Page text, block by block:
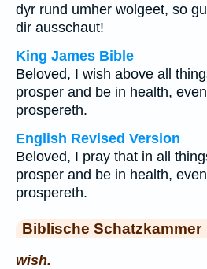
dyr rund umher wolgeet, so
dir ausschaut!
King James Bible
Beloved, I wish above all
prosper and be in health,
prospereth.
English Revised Version
Beloved, I pray that in all
prosper and be in health,
prospereth.
Biblische Schatzkammer
wish.